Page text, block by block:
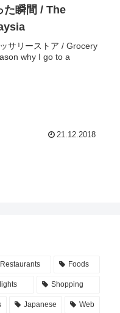
た瞬間 / The
サリーストア / Grocery
why I go to a
21.12.2018
Restaurants Foods
Shopping
Japanese Web